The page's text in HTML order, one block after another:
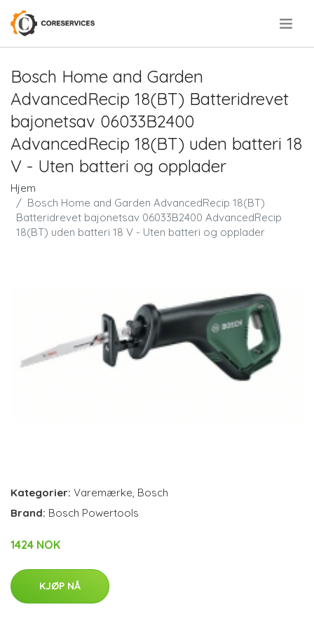
Bosch Home and Garden
AdvancedRecip 18(BT) Batteridrevet
bajonetsav 06033B2400
AdvancedRecip 18(BT) uden batteri 18
V - Uten batteri og opplader
Hjem
Bosch Home and Garden AdvancedRecip 18(BT)
Batteridrevet bajonetsav 06033B2400 AdvancedRecip
18(BT) uden batteri 18 V - Uten batteri og opplader
Kategorier: Varemærke Bosch
Brand: Bosch Powertools
1424 NOK
KJØP NÅ